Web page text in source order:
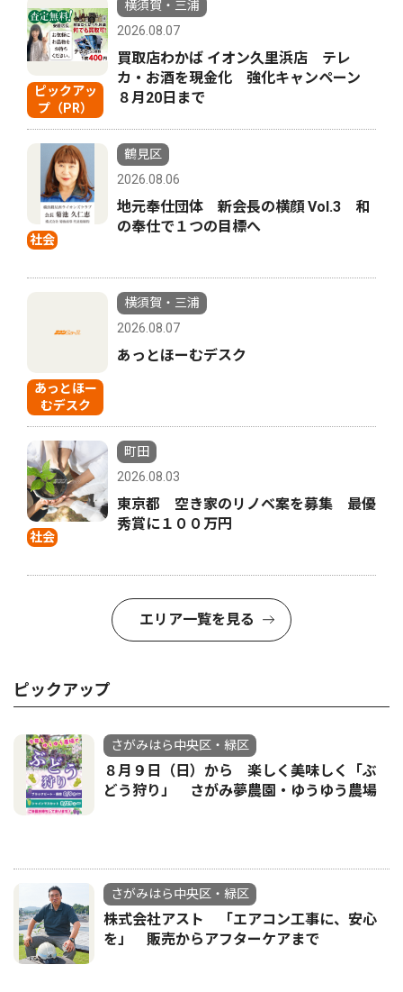
ピックアッ
プ（PR）
横須賀・三浦
2026.08.07
買取店わかば イオン久里浜店 テレ
カ・お酒を現金化 強化キャンペーン
８月20日まで
社会
鶴見区
2026.08.06
地元奉仕団体 新会長の横顔 Vol.3 和
の奉仕で１つの目標へ
あっとほー
むデスク
横須賀・三浦
2026.08.07
あっとほーむデスク
社会
町田
2026.08.03
東京都 空き家のリノベ案を募集 最優
秀賞に１００万円
エリア一覧を見る
ピックアップ
さがみはら中央区・緑区
８月９日（日）から 楽しく美味しく「ぶ
どう狩り」 さがみ夢農園・ゆうゆう農場
さがみはら中央区・緑区
株式会社アスト 「エアコン工事に、安心
を」 販売からアフターケアまで